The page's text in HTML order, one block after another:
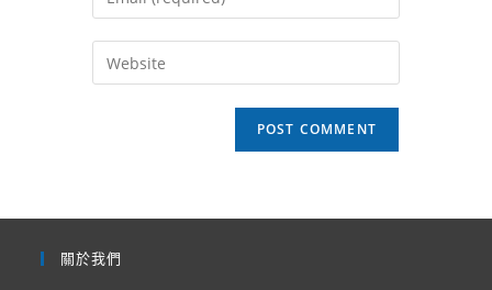
comment
your
email
address
Enter
your
關於我們